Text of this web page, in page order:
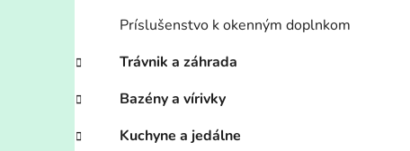
Príslušenstvo k okenným doplnkom
Trávnik a záhrada
Bazény a vírivky
Kuchyne a jedálne